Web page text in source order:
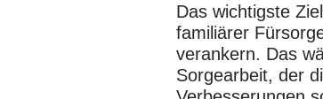
Das wichtigste
familiärer
verankern. Das
Sorgearbeit, der